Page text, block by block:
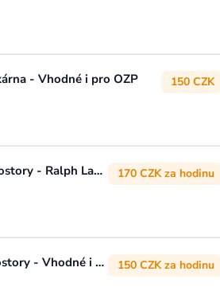
- Vhodné i pro OZP 150 CZK
ÚKLIDOVÝ PRACOVNÍK/CE, Praha 1 - prodejní prostory - Ralph Lauren 170 CZK za hodinu
ÚKLIDOVÝ PRACOVNÍK/CE, Liberec - prodejní prostory - Vhodné i pro OZP 150 CZK za hodinu